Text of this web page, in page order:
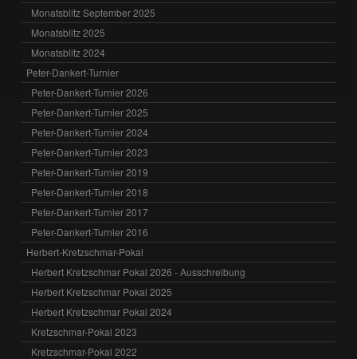
Monatsblitz September 2025
Monatsblitz 2025
Monatsblitz 2024
Peter-Dankert-Turnier
Peter-Dankert-Turnier 2026
Peter-Dankert-Turnier 2025
Peter-Dankert-Turnier 2024
Peter-Dankert-Turnier 2023
Peter-Dankert-Turnier 2019
Peter-Dankert-Turnier 2018
Peter-Dankert-Turnier 2017
Peter-Dankert-Turnier 2016
Herbert-Kretzschmar-Pokal
Herbert Kretzschmar Pokal 2026 - Ausschreibung
Herbert Kretzschmar Pokal 2025
Herbert Kretzschmar Pokal 2024
Kretzschmar-Pokal 2023
Kretzschmar-Pokal 2022